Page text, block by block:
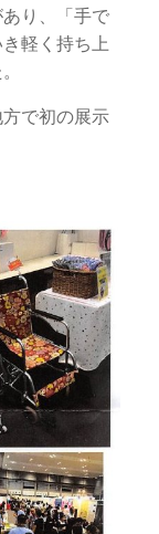
り、「手で
軽く持ち上
で初の展示